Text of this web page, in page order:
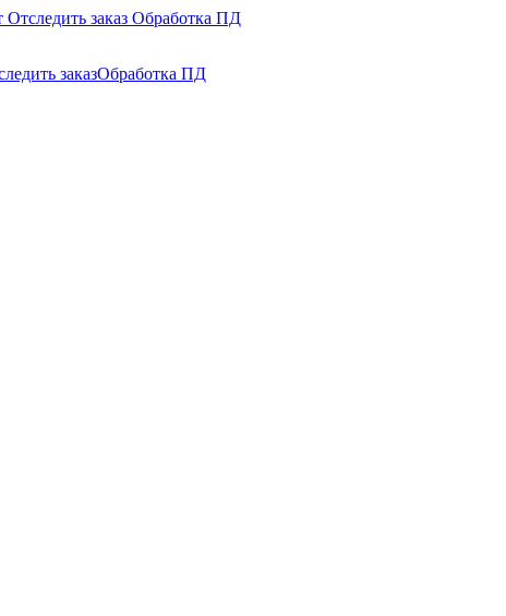
Отследить заказ Обработка ПД
заказОбработка ПД